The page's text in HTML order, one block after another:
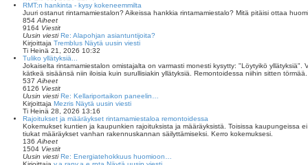
RMT:n hankinta - kysy kokeneemmilta
Juuri ostanut rintamamiestalon? Aikeissa hankkia rintamamiestalo? Mitä pitäisi ottaa
854 Aiheet
9164 Viestit
Uusin viesti Re: Alapohjan asiantuntijoita?
Kirjoittaja Tremblus Näytä uusin viesti
Ti Heinä 21, 2026 10:32
Tuliko yllätyksiä...
Jokaiselta rintamamiestalon omistajalta on varmasti monesti kysytty: "Löytyikö yllätyksiä".
kätkeä sisäänsä niin iloisia kuin surullisiakin yllätyksiä. Remontoidessa niihin sitten törmää.
537 Aiheet
6126 Viestit
Uusin viesti Re: Kellariportaikon paneelin…
Kirjoittaja Mezris Näytä uusin viesti
Ti Heinä 28, 2026 13:16
Rajoitukset ja määräykset rintamamiestaloa remontoidessa
Kokemukset kuntien ja kaupunkien rajoituksista ja määräyksistä. Toisissa kaupungeissa
tiukat määräykset vanhan rakennuskannan säilyttämiseksi. Kerro kokemuksesi.
136 Aiheet
1504 Viestit
Uusin viesti Re: Energiatehokkuus huomioon…